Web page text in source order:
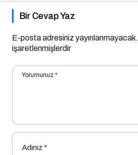
Bir Cevap Yaz
E-posta adresiniz yayınlanmayacak.
işaretlenmişlerdir
Yorumunuz *
Adınız *